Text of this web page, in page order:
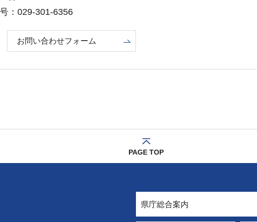
：029-301-6356
お問い合わせフォーム
PAGE TOP
県庁総合案内